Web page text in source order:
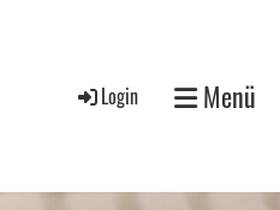
Login Menü